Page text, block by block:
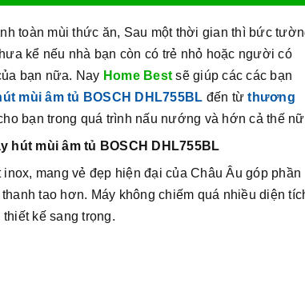
toàn mùi thức ăn, Sau một thời gian thì bức
kể nếu nhà bạn còn có trẻ nhỏ hoặc người có
bạn nữa. Nay Home Best sẽ giúp các các bạn
mùi âm tủ BOSCH DHL755BL đến từthương
bạn trong quá trình nấu nướng và hớn cả thế
hút mùi âm tủ BOSCH DHL755BL
inox, mang vẻ đẹp hiện đại của Châu Âu góp phần
tao hơn. Máy không chiếm quá nhiều diện
kế sang trọng.